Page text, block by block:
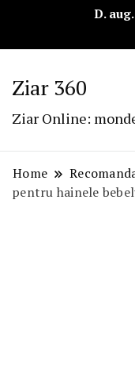
D.
Ziar 360
Ziar Online:
Home
pentru hainele